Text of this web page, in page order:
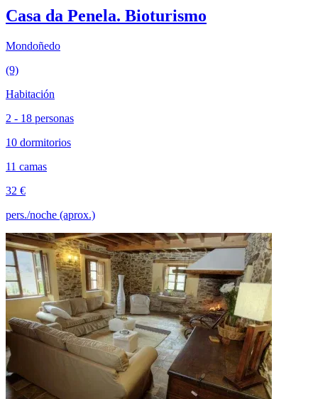
Casa da Penela. Bioturismo
Mondoñedo
(9)
Habitación
2 - 18 personas
10 dormitorios
11 camas
32 €
pers./noche (aprox.)